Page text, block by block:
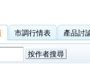
市調行情表 產品討